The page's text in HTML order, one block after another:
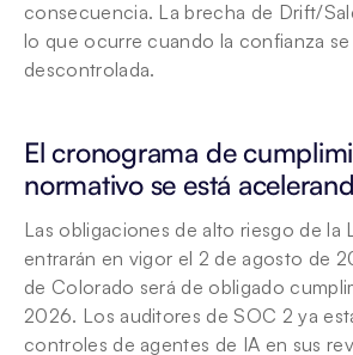
consecuencia. La brecha de Drift/
lo que ocurre cuando la confianza
descontrolada.
El cronograma de
normativo se está
Las obligaciones de alto riesgo de la
entrarán en vigor el 2 de agosto de
de Colorado será de obligado
2026. Los auditores de SOC 2 ya
controles de agentes de IA en sus